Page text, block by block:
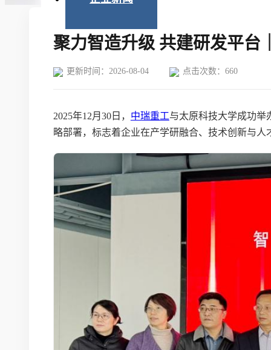
聚力智造升级 共建研发平台
更新时间：2026-08-04 点击次数： 660
2025年12月30日， 中瑞重工与太原科技大学成功举
略部署，标志着企业在产学研融合、技术创新与